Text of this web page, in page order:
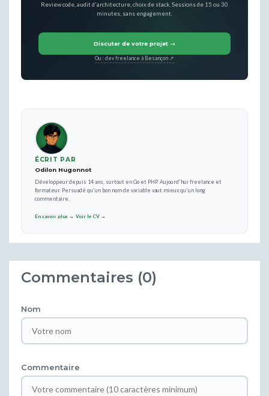
Review code, audit d'architecture, choix de stack. Sessions de 15 ou 30
minutes, sans engagement.
Discuter de votre projet →
Ou : dev freelance à Besançon ↗
ÉCRIT PAR
Odilon Hugonnot
Développeur depuis 14 ans, surtout en Go et PHP. Aujourd'hui freelance et
formateur. Persuadé qu'un bon nom de variable vaut mieux qu'un long
commentaire.
En savoir plus → Voir le CV →
Commentaires (0)
Nom
Commentaire